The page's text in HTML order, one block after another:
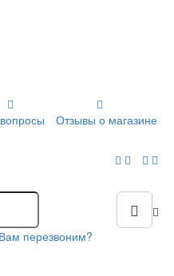
Отзывы о магазине
перезвоним?